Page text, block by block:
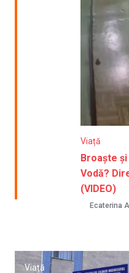
Viață
Broaște
Vodă?
(VIDEO)
Ecaterina
Viață